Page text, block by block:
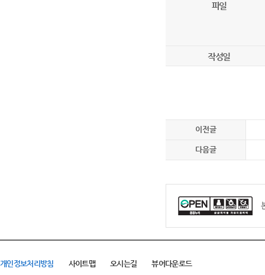
파일
작성일
이전글
다음글
개인정보처리방침 사이트맵 오시는길
뷰어다운로드